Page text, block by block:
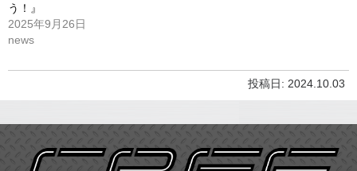
う！』
2025年9月26日
news
投稿日: 2024.10.03